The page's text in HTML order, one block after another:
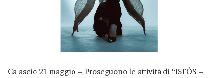
Calascio 21 maggio – Proseguono le attività di “ISTÓS –